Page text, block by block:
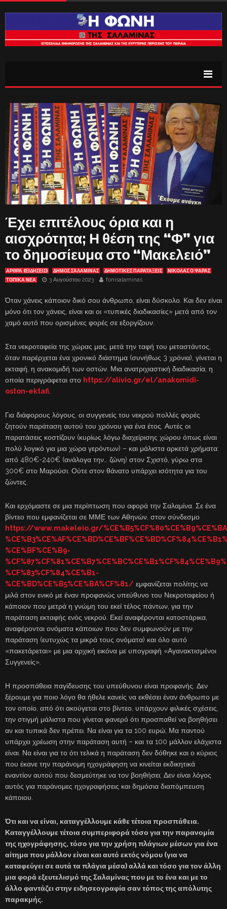
Έχει επιτέλους όρια και η
αισχρότητα; Η θέση της “Φ” για
το δημοσίευμα στο “Μακελειό”
ΑΡΘΡΑ (ΕΙΔΗΣΕΙΣ) ΔΗΜΟΣ ΣΑΛΑΜΙΝΑΣ ΔΗΜΟΤΙΚΕΣ ΠΑΡΑΤΑΞΕΙΣ
ΝΙΚΟΛΑΣ Ο ΨΑΡΑΣ
ΤΟΠΙΚΑ ΝΕΑ
3 Αυγούστου 2023 fonisalaminas
Όταν χάνεις κάποιον δικό σου άνθρωπο, είναι δύσκολο. Και δεν είναι
μόνο ότι τον χάνεις, είναι και οι «τυπικές διαδικασίες» μετά από τον
χαμό αυτό που ορισμένες φορές σε εξοργίζουν.
Στα νεκροταφεία της χώρας μας, μετά την ταφή του μεταστάντος,
όταν παρέρχεται ένα χρονικό διάστημα (συνήθως 3 χρόνια), γίνεται η
εκταφή, η ανακομιδή των οστών. Μια ανατριχιαστική διαδικασία, η
οποία περιγράφεται στο https://alivio.gr/el/anakomidi-
oston-ektafi
Για διάφορους λόγους, οι συγγενείς του νεκρού πολλές φορές
ζητούν παράταση αυτού του χρόνου για ένα έτος. Αυτές οι
παρατάσεις κοστίζουν (κυρίως λόγω διαχείρισης χώρου όπως είναι
πολύ λογικό για μια χώρα γερόντων) – και μάλιστα αρκετά χρήματα:
από 480€-240€ (ανάλογα την… ζώνη) στον Σχιστό, γύρω στα
300€ στο Μαρούσι. Ούτε στον θάνατο υπάρχει ισότητα για του
ζώντες.
Και ερχόμαστε σε μια περίπτωση που αφορά την Σαλαμίνα. Σε ένα
βίντεο που εμφανίζεται σε ΜΜΕ των Αθηνών, στον σύνδεσμο
https://www.makeleio.gr/
%CE%BF%CE%B9-
%CF%83%CF%84%CE%B1-
%CE%BD%CE%B5%CE%BA%CF%81/ εμφανίζεται πολίτης να
μιλά στον ενικό με έναν προφανώς υπεύθυνο του Νεκροταφείου ή
κάποιον που μετρά η γνώμη του εκεί τέλος πάντων, για την
παράταση εκταφής ενός νεκρού. Εκεί αναφέρονται κατοστάρικα,
αναφέρονται ονόματα κάποιων που δεν συμφωνούν με την
παράταση (ευτυχώς τα μικρά τους ονόματα) και όλο αυτό
«πακετάρεται» με μια αρχική εικόνα με υπογραφή «Αγανακτισμένοι
Συγγενείς».
Η προσπάθεια παγίδευσης του υπεύθυνου είναι προφανής. Δεν
ξέρουμε για ποιο λόγο θα ήθελε κανείς να εκθέσει έναν άνθρωπο με
τον οποίο, από ότι ακούγεται στο βίντεο, υπάρχουν φιλικές σχέσεις,
την στιγμή μάλιστα που γίνεται φανερό ότι προσπαθεί να βοηθήσει
αν και τυπικά δεν πρέπει. Να είναι για τα 100 ευρώ; Μα παντού
υπάρχει χρέωση στην παράταση αυτή – και τα 100 μάλλον ελάχιστα
είναι. Να είναι για το ότι τελικά η παράταση δεν δόθηκε και ο κύριος
που έκανε την παράνομη ηχογράφηση να κινείται εκδικητικά
εναντίον αυτού που δεσμεύτηκε να τον βοηθήσει; Δεν είναι λόγος
αυτός για παράνομες ηχογραφήσεις και δημόσια διαπόμπευση
κάποιου.
Ότι και να είναι, καταγγέλλουμε κάθε τέτοια προσπάθεια.
Καταγγέλλουμε τέτοια συμπεριφορά τόσο για την παρανομία
της ηχογράφησης, τόσο για την χρήση πλάγιων μέσων για ένα
αίτημα που μάλλον είναι και αυτό εκτός νόμου (για να
καταφεύγει σε αυτά τα πλάγια μέσα) αλλά και τόσο για τον άλλη
μια φορά εξευτελισμό της Σαλαμίνας που με το ένα και με το
άλλο φαντάζει στην ειδησεογραφία σαν τόπος της απόλυτης
παρακμής.